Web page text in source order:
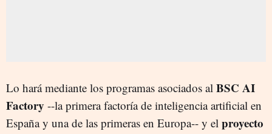
Lo hará mediante los programas asociados al BSC AI
Factory --la primera factoría de inteligencia artificial en
España y una de las primeras en Europa-- y el proyecto